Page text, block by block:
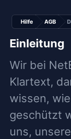
Hilfe AGB
Einleitung
Wir bei
Klartext,
wissen,
geschützt
uns,